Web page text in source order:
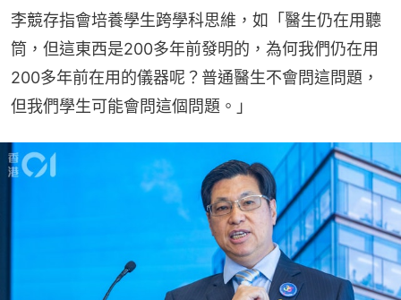
李競存指會培養學生跨學科思維，如「醫生仍在用聽
筒，但這東西是200多年前發明的，為何我們仍在用
200多年前在用的儀器呢？普通醫生不會問這問題，
但我們學生可能會問這個問題。」